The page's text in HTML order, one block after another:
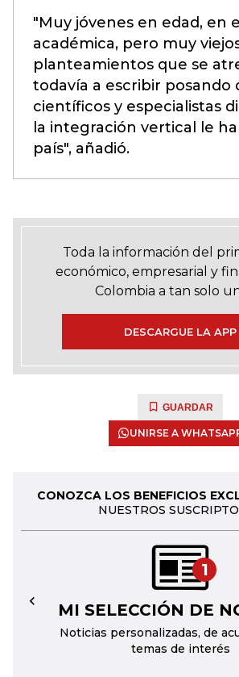
"Muy jóvenes en edad, en
académica, pero muy
planteamientos que se
todavía a escribir posando
científicos y especialistas
la integración vertical le ha
país", añadió.
Toda la información del
económico, empresarial y
Colombia a tan solo
DESCARGUE LA APP
GUARDAR
UNIRSE A
CONOZCA LOS BENEFICIOS
NUESTROS
1
MI SELECCIÓN DE
Noticias personalizadas, de
temas de interés
←